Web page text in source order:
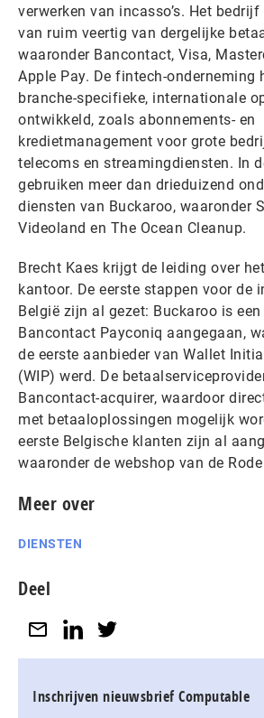
verwerken van incasso’s. Het
van ruim veertig van dergelijke
waaronder Bancontact, Visa,
Apple Pay. De fintech-onderneming
branche-specifieke, internationale
ontwikkeld, zoals abonnements- en
kredietmanagement voor grote
telecoms en streamingdiensten. In
gebruiken meer dan drieduizend
diensten van Buckaroo, waaronder
Videoland en The Ocean Cleanup.
Brecht Kaes krijgt de leiding over
kantoor. De eerste stappen voor de
België zijn al gezet: Buckaroo is
Bancontact Payconiq aangegaan,
de eerste aanbieder van Wallet
(WIP) werd. De
Bancontact-acquirer, waardoor
met betaaloplossingen mogelijk
eerste Belgische klanten zijn al
waaronder de webshop van de
Meer over
DIENSTEN
Deel
Inschrijven nieuwsbrief Computable